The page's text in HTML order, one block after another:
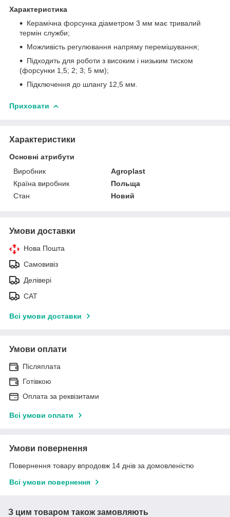
Характеристика
Керамічна форсунка діаметром 3 мм має тривалий
термін служби;
Можливість регулювання напряму перемішування;
Підходить для роботи з високим і низьким тиском
(форсунки 1,5; 2; 3; 5 мм);
Підключення до шлангу 12,5 мм.
Приховати
Характеристики
Основні атрибути
Виробник
Agroplast
Країна виробник
Польща
Стан
Новий
Умови доставки
Нова Пошта
Самовивіз
Делівері
САТ
Всі умови доставки
Умови оплати
Післяплата
Готівкою
Оплата за реквізитами
Всі умови оплати
Умови повернення
Повернення товару впродовж 14 днів за домовленістю
Всі умови повернення
З цим товаром також замовляють